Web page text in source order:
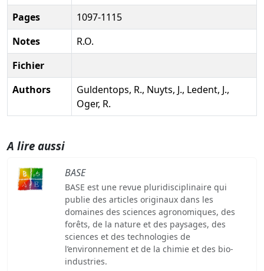
Pages
1097-1115
Notes
R.O.
Fichier
Authors
Guldentops, R., Nuyts, J., Ledent, J.,
Oger, R.
A lire aussi
BASE
BASE est une revue pluridisciplinaire qui
publie des articles originaux dans les
domaines des sciences agronomiques, des
forêts, de la nature et des paysages, des
sciences et des technologies de
l’environnement et de la chimie et des bio-
industries.